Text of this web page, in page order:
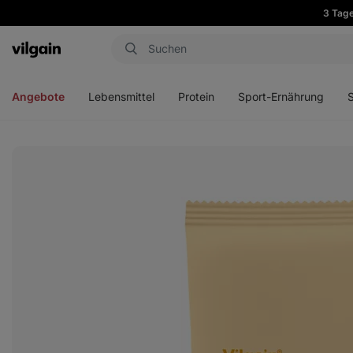
3
Aktin
Angebote Lebensmittel Protein Sport-Ernährung